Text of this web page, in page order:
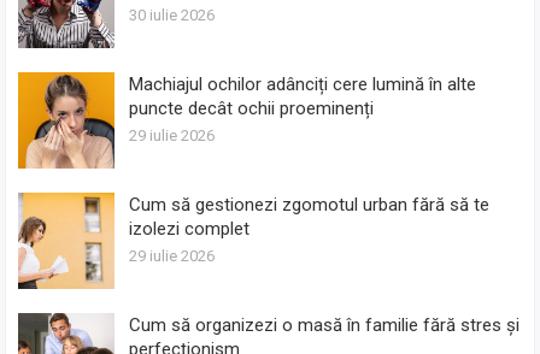
30 iulie 2026
Machiajul ochilor adânciți cere lumină în alte
puncte decât ochii proeminenți
29 iulie 2026
Cum să gestionezi zgomotul urban fără să te
izolezi complet
29 iulie 2026
Cum să organizezi o masă în familie fără stres și
perfecționism